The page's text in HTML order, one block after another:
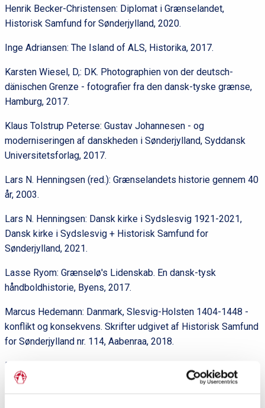
Henrik Becker-Christensen: Diplomat i Grænselandet,
Historisk Samfund for Sønderjylland, 2020.
Inge Adriansen: The Island of ALS, Historika, 2017.
Karsten Wiesel, D,: DK. Photographien von der deutsch-
dänischen Grenze - fotografier fra den dansk-tyske grænse,
Hamburg, 2017.
Klaus Tolstrup Peterse: Gustav Johannesen - og
moderniseringen af danskheden i Sønderjylland, Syddansk
Universitetsforlag, 2017.
Lars N. Henningsen (red.): Grænselandets historie gennem 40
år, 2003.
Lars N. Henningsen: Dansk kirke i Sydslesvig 1921-2021,
Dansk kirke i Sydslesvig + Historisk Samfund for
Sønderjylland, 2021.
Lasse Ryom: Grænselø's Lidenskab. En dansk-tysk
håndboldhistorie, Byens, 2017.
Marcus Hedemann: Danmark, Slesvig-Holsten 1404-1448 -
konflikt og konsekvens. Skrifter udgivet af Historisk Samfund
for Sønderjylland nr. 114, Aabenraa, 2018.
Martin Schwarz Lausten: Biskoppen og jødeforfølgelserne.
Hans Fuglsang-Damgaards kamp mod antisemitismen i